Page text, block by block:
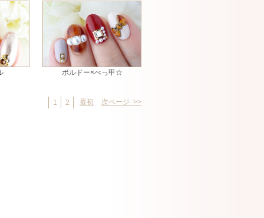
ボルドー×べっ甲☆
最初 次ページ >>
1 2